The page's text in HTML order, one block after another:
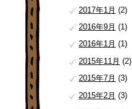
2017年1月 (2)
2016年9月 (1)
2016年1月 (1)
2015年11月 (2)
2015年7月 (3)
2015年2月 (3)